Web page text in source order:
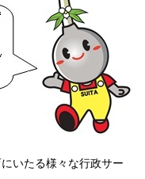
いたる様々な行政サー